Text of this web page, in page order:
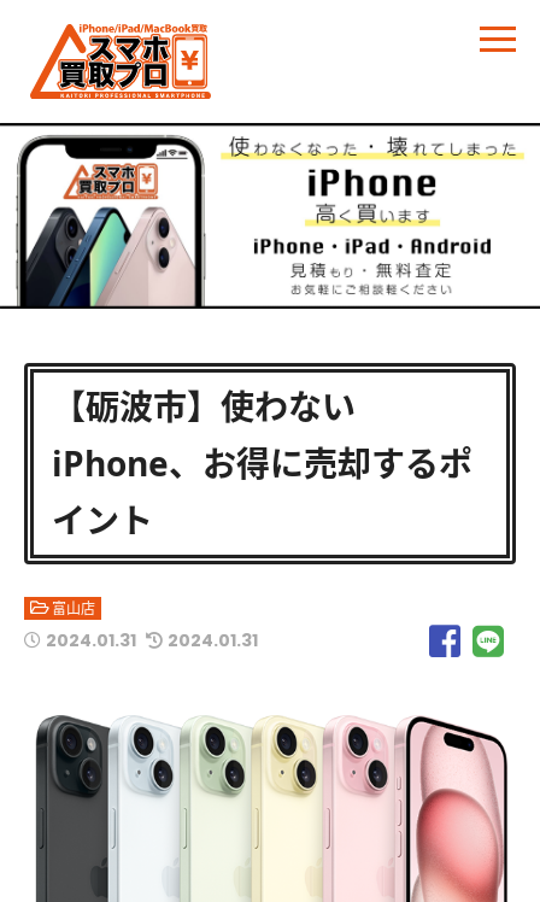
【砺波市】使わない
iPhone、お得に売却するポ
イント
富山店
2024.01.31 2024.01.31